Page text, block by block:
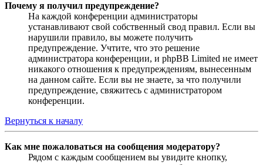
Почему я получил предупреждение?
На каждой конференции администраторы
устанавливают свой собственный свод правил. Если вы
нарушили правило, вы можете получить
предупреждение. Учтите, что это решение
администратора конференции, и phpBB Limited не имеет
никакого отношения к предупреждениям, вынесенным
на данном сайте. Если вы не знаете, за что получили
предупреждение, свяжитесь с администратором
конференции.
Вернуться к началу
Как мне пожаловаться на сообщения модератору?
Рядом с каждым сообщением вы увидите кнопку,